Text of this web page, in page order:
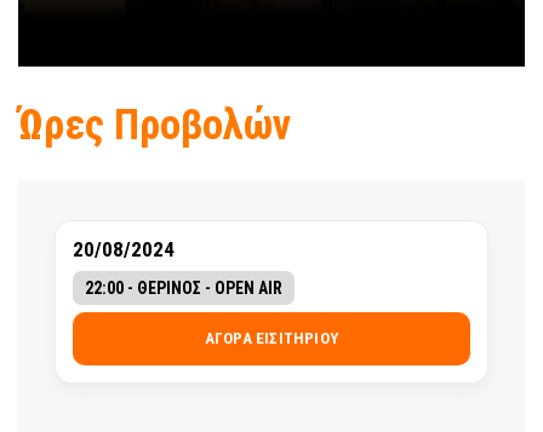
Ώρες Προβολών
20/08/2024
22:00 - ΘΕΡΙΝΟΣ - OPEN AIR
ΑΓΟΡΆ ΕΙΣΙΤΗΡΊΟΥ